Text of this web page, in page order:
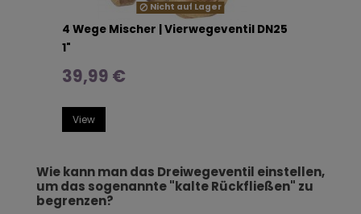
Nicht auf Lager
4 Wege Mischer | Vierwegeventil DN25
1"
39,99 €
View
Wie kann man das Dreiwegeventil einstellen,
um das sogenannte "kalte Rückfließen" zu
begrenzen?